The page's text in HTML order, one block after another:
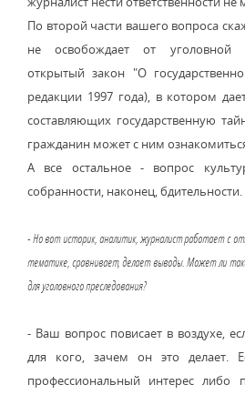
По второй части вашего вопроса
не освобождает от уголовной
открытый закон "О
редакции 1997 года), в котором
составляющих государственную
гражданин может с ним
А все остальное - вопрос
собранности, наконец, бдительности.
- Но вот историк, аналитик, журналист работает с
тематике, сравнивает, делает выводы. Может ли
для уголовного преследования?
- Ваш вопрос повисает в воздухе,
для кого, зачем он это делает.
профессиональный интерес либо